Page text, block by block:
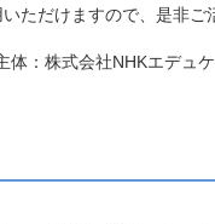
ただけますので、是非ご
体：株式会社NHKエデュ